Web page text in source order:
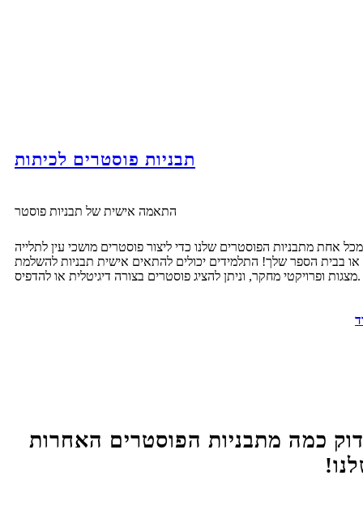
תבניות פוסטרים לכיתות
התאמה אישית של תבניות פוסטר
אחת מתבניות הפוסטרים שלנו כדי ליצור פוסטרים מושכי עין לתלייה
או בבית הספר שלך! התלמידים יכולים להתאים אישית תבניות להשלמת
מצגות ופרויקטי מחקר, וניתן להציג פוסטרים בצורה דיגיטלית או להדפיס.
כמה מתבניות הפוסטרים האחרות